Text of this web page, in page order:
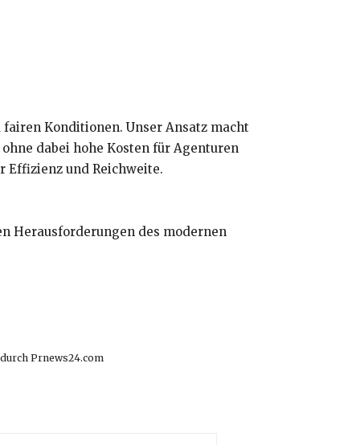
Konditionen. Unser Ansatz macht
dabei hohe Kosten für Agenturen
Effizienz und Reichweite.
Herausforderungen des modernen
Prnews24.com